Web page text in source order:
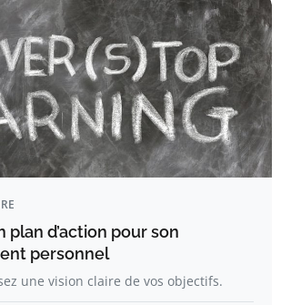
plan d’action pour son
personnel
une vision claire de vos objectifs.